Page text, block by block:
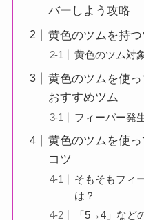
バーしよう攻略
黄色のツムを持
黄色のツム対
黄色のツムを使
おすすめツム
フィーバー発
黄色のツムを使
コツ
そもそもフィ
は？
「5→4」など